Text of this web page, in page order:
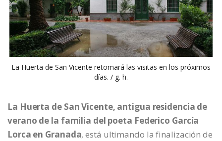
La Huerta de San Vicente retomará las visitas en los próximos
días. / g. h.
La Huerta de San Vicente, antigua residencia de
verano de la familia del poeta Federico García
Lorca en Granada, está ultimando la finalización de